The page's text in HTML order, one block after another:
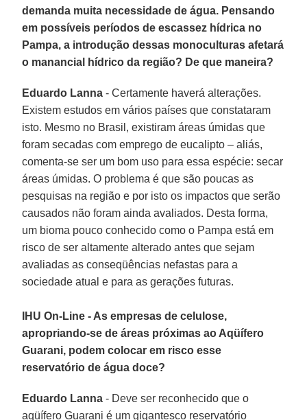
demanda muita necessidade de água. Pensando
em possíveis períodos de escassez hídrica no
Pampa, a introdução dessas monoculturas afetará
o manancial hídrico da região? De que maneira?
Eduardo Lanna- Certamente haverá alterações.
Existem estudos em vários países que constataram
isto. Mesmo no Brasil, existiram áreas úmidas que
foram secadas com emprego de eucalipto – aliás,
comenta-se ser um bom uso para essa espécie: secar
áreas úmidas. O problema é que são poucas as
pesquisas na região e por isto os impactos que serão
causados não foram ainda avaliados. Desta forma,
um bioma pouco conhecido como o Pampa está em
risco de ser altamente alterado antes que sejam
avaliadas as conseqüências nefastas para a
sociedade atual e para as gerações futuras.
IHU On-Line - As empresas de celulose,
apropriando-se de áreas próximas ao Aqüífero
Guarani, podem colocar em risco esse
reservatório de água doce?
Eduardo Lanna- Deve ser reconhecido que o
aqüífero Guarani é um gigantesco reservatório